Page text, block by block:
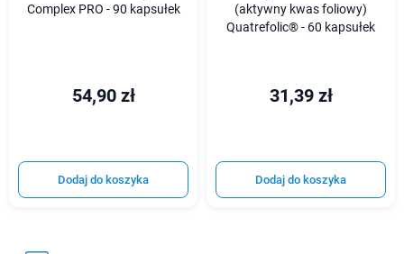
Complex PRO - 90 kapsułek
54,90 zł
Dodaj do koszyka
(aktywny kwas foliowy)
Quatrefolic® - 60 kapsułek
31,39 zł
Dodaj do koszyka